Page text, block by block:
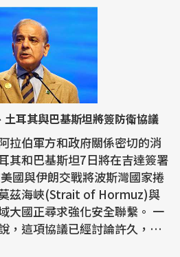
速結盟 沙國、土耳其與巴基斯坦將簽防衛協議
拉伯軍方和政府關係密切的消
其和巴基斯坦7日將在吉達簽署
茲海峽(Strait of Hormuz)與
國正尋求強化安全聯繫。 一
，這項協議已經討論許久，